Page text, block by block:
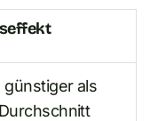
günstiger als